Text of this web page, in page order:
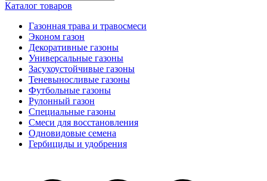
Каталог товаров
Газонная трава и травосмеси
Эконом газон
Декоративные газоны
Универсальные газоны
Засухоустойчивые газоны
Теневыносливые газоны
Футбольные газоны
Рулонный газон
Специальные газоны
Смеси для восстановления
Одновидовые семена
Гербициды и удобрения